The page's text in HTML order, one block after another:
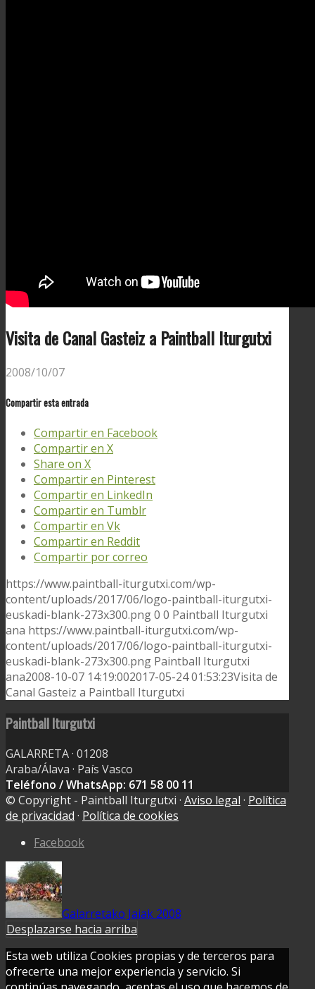
Visita de Canal Gasteiz a Paintball Iturgutxi
2008/10/07
Compartir esta entrada
Compartir en Facebook
Compartir en X
Share on X
Compartir en Pinterest
Compartir en LinkedIn
Compartir en Tumblr
Compartir en Vk
Compartir en Reddit
Compartir por correo
https://www.paintball-iturgutxi.com/wp-
content/uploads/2017/06/logo-paintball-iturgutxi-
euskadi-blank-273x300.png0 0 Paintball Iturgutxi
ana https://www.paintball-iturgutxi.com/wp-
content/uploads/2017/06/logo-paintball-iturgutxi-
euskadi-blank-273x300.png Paintball Iturgutxi
ana2008-10-07 14:19:002017-05-24 01:53:23Visita de
Canal Gasteiz a Paintball Iturgutxi
Paintball Iturgutxi
GALARRETA · 01208
Araba/Álava · País Vasco
Teléfono / WhatsApp: 671 58 00 11
© Copyright - Paintball Iturgutxi · Aviso legal · Política
de privacidad · Política de cookies
Facebook
Galarretako Jaiak 2008
Desplazarse hacia arriba
Esta web utiliza Cookies propias y de terceros para
ofrecerte una mejor experiencia y servicio. Si